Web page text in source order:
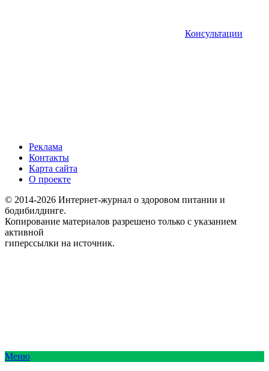
Консультации
Реклама
Контакты
Карта сайта
О проекте
© 2014-2026 Интернет-журнал о здоровом питании и
бодибилдинге.
Копирование материалов разрешено только с указанием
активной
гиперссылки на источник.
Меню